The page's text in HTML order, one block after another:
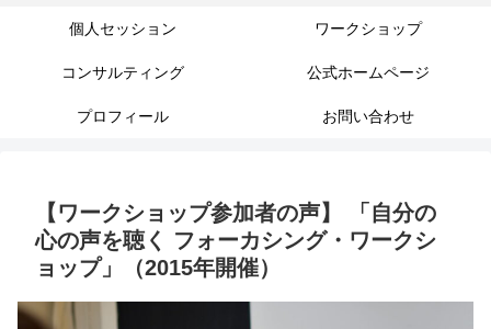
個人セッション ワークショップ
コンサルティング 公式ホームページ
プロフィール お問い合わせ
【ワークショップ参加者の声】 「自分の
心の声を聴く フォーカシング・ワークシ
ョップ」（2015年開催）